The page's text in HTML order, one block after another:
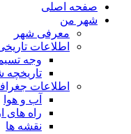
صفحه اصلی
شهر من
معرفی شهر
اطلاعات
وجه
تاریخچه
اطلاعات
آب و هوا
راه های
نقشه ها